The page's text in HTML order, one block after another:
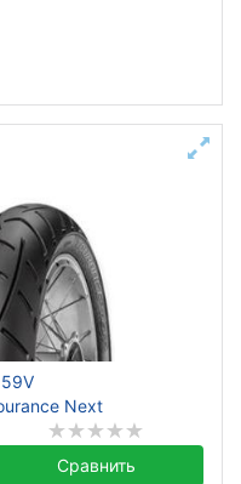
Next
Сравнить
Подобрать